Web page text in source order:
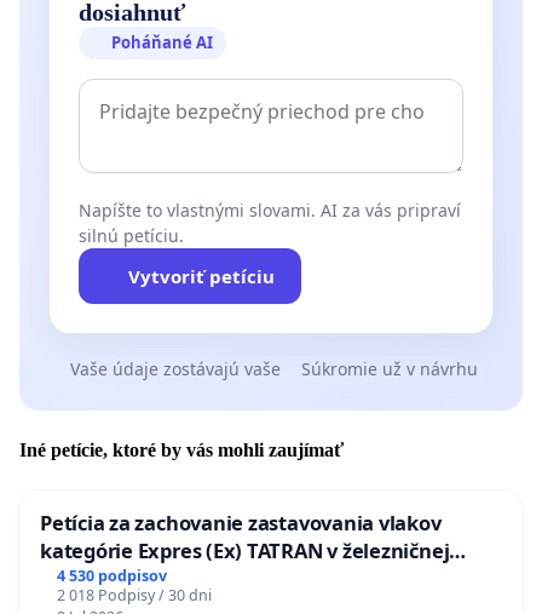
dosiahnuť
Poháňané AI
Napíšte to vlastnými slovami. AI za vás pripraví
silnú petíciu.
Vytvoriť petíciu
Vaše údaje zostávajú vaše Súkromie už v návrhu
Iné petície, ktoré by vás mohli zaujímať
Petícia za zachovanie zastavovania vlakov
kategórie Expres (Ex) TATRAN v železničnej
stanici Púchov
4 530 podpisov
2 018 Podpisy / 30 dni